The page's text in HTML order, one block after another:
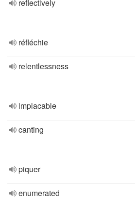
reflectively
réfléchie
relentlessness
implacable
canting
piquer
enumerated